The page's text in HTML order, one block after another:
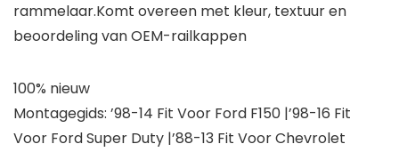
rammelaar.Komt overeen met kleur, textuur en
beoordeling van OEM-railkappen
100% nieuw
Montagegids: ’98-14 Fit Voor Ford F150 |’98-16 Fit
Voor Ford Super Duty |’88-13 Fit Voor Chevrolet